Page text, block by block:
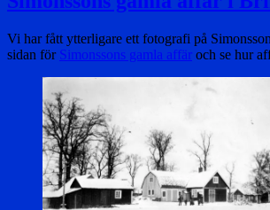
Vi har fått ytterligare ett fotografi på
sidan för Simonssons gamla affär och se hur